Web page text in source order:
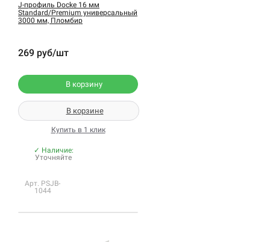
J-профиль Docke 16 мм
Standard/Premium универсальный
3000 мм, Пломбир
269 руб/шт
В корзину
В корзине
Купить в 1 клик
✓ Наличие:
Уточняйте
Арт. PSJB-
1044